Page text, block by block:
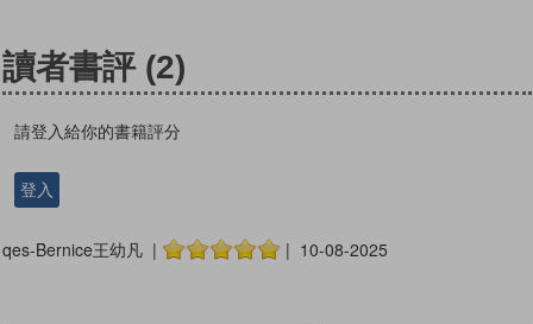
讀者書評 (2)
請登入給你的書籍評分
登入
qes-Bernice王幼凡 | | 10-08-2025